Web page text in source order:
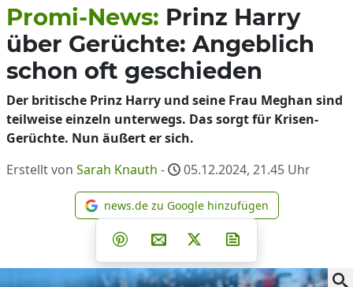
Promi-News: Prinz Harry
über Gerüchte: Angeblich
schon oft geschieden
Der britische Prinz Harry und seine Frau Meghan sind
teilweise einzeln unterwegs. Das sorgt für Krisen-
Gerüchte. Nun äußert er sich.
Erstellt von Sarah Knauth - 05.12.2024, 21.45 Uhr
news.de zu Google
news.de zu Google hinzufügen
Teilen auf Facebook
Teilen auf Whatsapp
Teilen auf Telegram
Teilen auf Pinterest
Per E-Mail teilen
Post auf X